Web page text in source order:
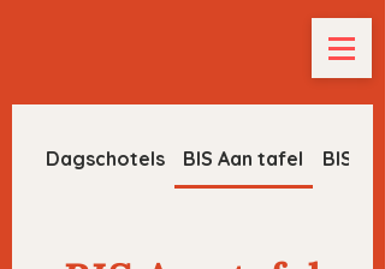
Dagschotels BIS Aan tafel BIS